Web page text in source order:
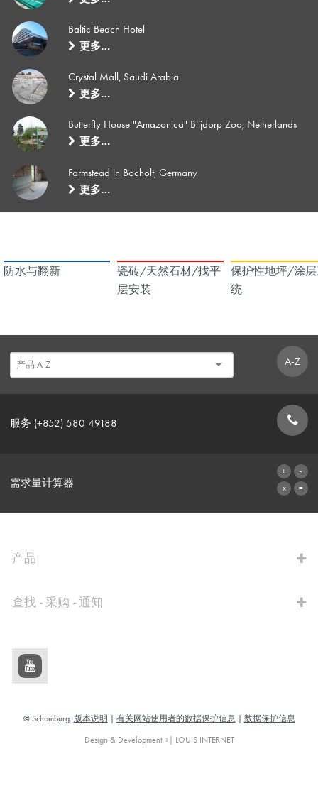
Baltic Beach Hotel
更多…
Crystal Mall, Saudi Arabia
更多…
Butterfly House "Amazonica" Blijdorp Zoo, Netherlands
更多…
Farmstead in Bocholt, Germany
更多…
防水与翻新
瓷砖/天然石材/找平
层安装
保护性地坪/涂
统
A-Z
服务 (+852) 580 49188
需求量计算器
产品
查找 - 采购 - 通知
© Schomburg. 版本说明 有关网站使用者的数据保护信息 数据保护信息
Design & Development +| LOUIS INTERNET